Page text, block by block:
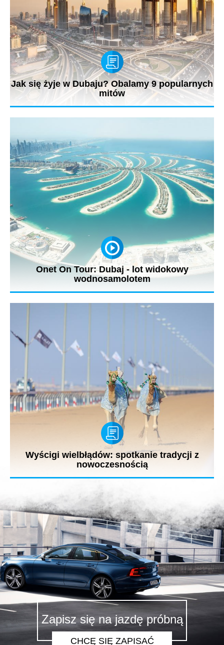
Jak się żyje w Dubaju? Obalamy 9 popularnych
mitów
Onet On Tour: Dubaj - lot widokowy
wodnosamolotem
Podczas pobytu w Dubaju wrażeń nie brakowało! Oprócz
Wyścigi wielbłądów: spotkanie tradycji z
nowoczesnością
W Dubaju od października do kwietnia trwa sezon wyścigów
wielbłądzich....
Zapisz się na jazdę próbną
CHCĘ SIĘ ZAPISAĆ